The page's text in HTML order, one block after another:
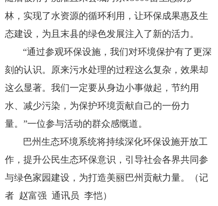
林， 实现了水资源的循环利用， 让环保成果惠及生
态建设， 为且末县的绿色发展注入了新的活力。
“通过参观环保设施，我们对环境保护有了更深
刻的认识。 原来污水处理的过程这么复杂， 效果却
这么显著。 我们一定要从身边小事做起， 节约用
水、 减少污染， 为保护环境贡献自己的一份力
量。 ”一位参与活动的群众感慨道。
巴州生态环境系统将持续深化环保设施开放工
作， 提升公民生态环保意识， 引导社会各界共同参
与绿色家园建设， 为打造美丽巴州贡献力量。
（记
者 赵富强 通讯员 李恺）